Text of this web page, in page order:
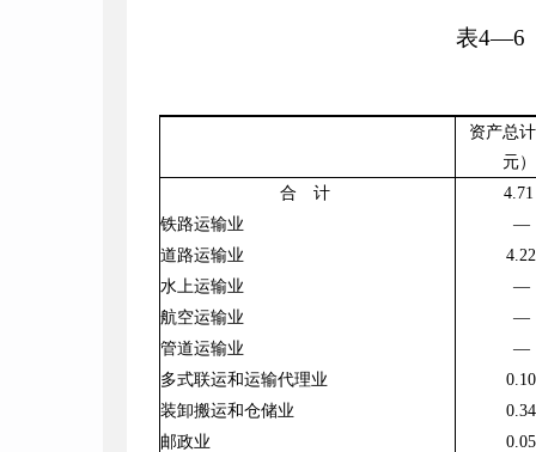
表4—6
资产总
元）
合 计
4.71
铁路运输业
—
道路运输业
4.22
水上运输业
—
航空运输业
—
管道运输业
—
多式联运和运输代理业
0.10
装卸搬运和仓储业
0.34
邮政业
0.05